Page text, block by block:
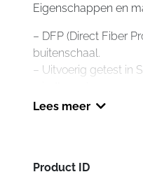
Eigenschappen en
– DFP (Direct Fiber
buitenschaal.
– Uitvoerig getest in
– Inclusief Pinlock®
– Geïntegreerd
Lees meer
Product ID